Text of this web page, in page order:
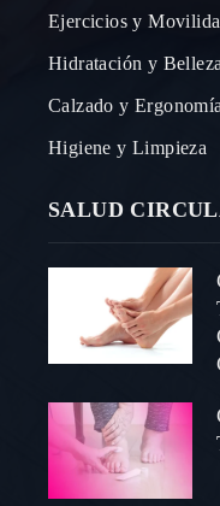
Ejercicios y
Hidratación y Belleza
Calzado y Ergonomía
Higiene y Limpieza
SALUD